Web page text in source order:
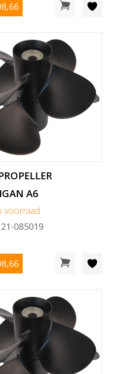
,66
A6
voorraad
085019
,66